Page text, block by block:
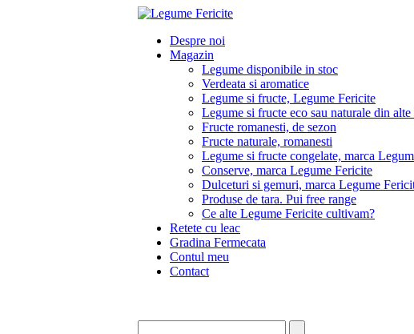
Despre noi
Magazin
Legume disponibile in stoc
Verdeata si aromatice
Legume si fructe, Legume Fericite
Legume si fructe eco sau naturale din alte
Fructe romanesti, de sezon
Fructe naturale, romanesti
Legume si fructe congelate, marca
Conserve, marca Legume Fericite
Dulceturi si gemuri, marca Legume
Produse de tara. Pui free range
Ce alte Legume Fericite cultivam?
Retete cu leac
Gradina Fermecata
Contul meu
Contact